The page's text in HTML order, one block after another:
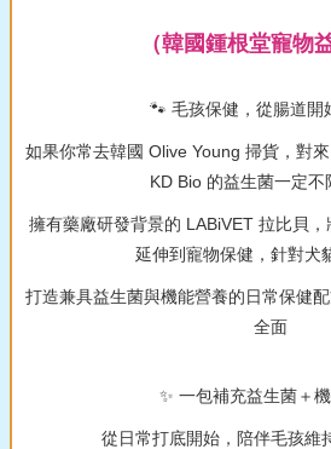
（韓國鍾根堂寵物
🐾 毛孩保健，從腸道開
如果你常去韓國 Olive Young 掃貨，對
KD Bio 的益生菌一定不
擁有藥廠研發背景的 LABiVET 拉比貝
延伸到寵物保健，針對犬
打造兼具益生菌與機能營養的日常保健
全面
✨ 一包補充益生菌＋
從日常打底開始，陪伴毛孩維